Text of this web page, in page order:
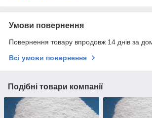
Умови повернення
Повернення товару впродовж 14 днів за
Всі умови повернення
Подібні товари компанії